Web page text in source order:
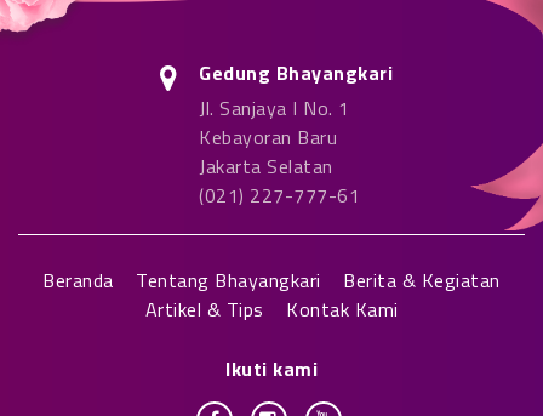
Gedung Bhayangkari
Jl. Sanjaya I No. 1
Kebayoran Baru
Jakarta Selatan
(021) 227-777-61
Beranda Tentang Bhayangkari
Berita & Kegiatan
Artikel & Tips
Kontak Kami
Ikuti kami